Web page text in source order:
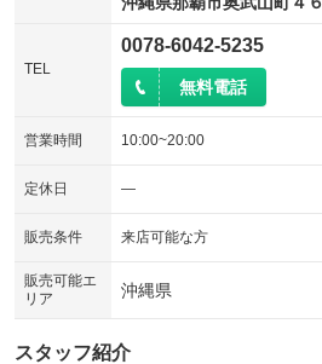
TEL
0078-6042-5235
無料電話
営業時間 10:00~20:00
定休日 ―
販売条件 来店可能な方
販売可能エ
リア
沖縄県
スタッフ紹介